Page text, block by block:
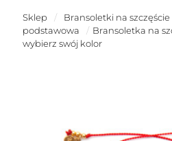
Sklep / Bransoletki na szczęście
podstawowa
/ Bransoletka na
wybierz swój kolor